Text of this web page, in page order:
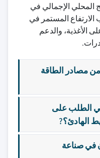
الناتج المحلي الإجمالي في
إلى 2032، بسبب الارتفاع المستمر في
الأغذية، والدعم
مصادر الطاقة
الطلب على
الهادئ؟?
في صناعة